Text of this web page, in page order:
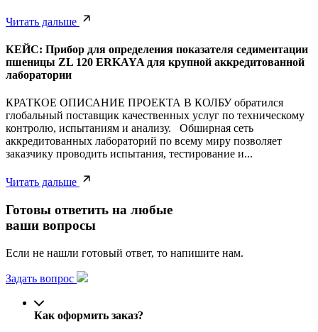
Читать дальше
КЕЙС: Прибор для определения показателя седиментации
пшеницы ZL 120 ERKAYA для крупной аккредитованной
лаборатории
КРАТКОЕ ОПИСАНИЕ ПРОЕКТА В КОЛБУ обратился
глобальный поставщик качественных услуг по техническому
контролю, испытаниям и анализу. Обширная сеть
аккредитованных лабораторий по всему миру позволяет
заказчику проводить испытания, тестирование и...
Читать дальше
Готовы ответить на любые
ваши вопросы
Если не нашли готовый ответ, то напишите нам.
Задать вопрос
Как оформить заказ?